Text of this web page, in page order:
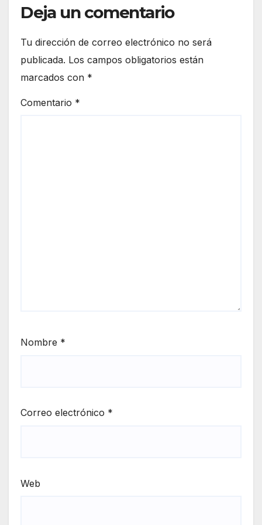
Deja un comentario
Tu dirección de correo electrónico no será
publicada. Los campos obligatorios están
marcados con *
Comentario *
Nombre *
Correo electrónico *
Web